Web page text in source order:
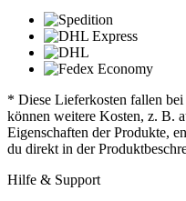
* Diese Lieferkosten fallen bei
können weitere Kosten, z. B.
Eigenschaften der Produkte,
du direkt in der
Hilfe & Support